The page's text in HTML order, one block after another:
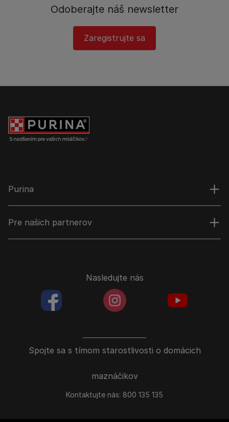
Odoberajte náš newsletter
Zaregistrujte sa
Purina
Pre našich partnerov
Spojte sa s tímom starostlivosti o domácich
maznáčikov
Kontaktujte nás: 800 135 135
Nasledujte nás
facebookColoredinstagramColored